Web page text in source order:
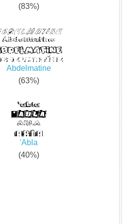
(83%)
Abdelmatine
(63%)
'Abla
(40%)